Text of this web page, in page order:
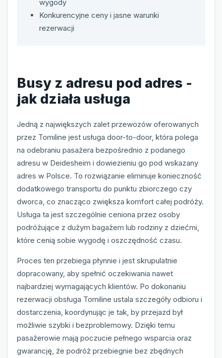
wygody
Konkurencyjne ceny i jasne warunki
rezerwacji
Busy z adresu pod adres -
jak działa usługa
Jedną z największych zalet przewozów oferowanych
przez Tomiline jest usługa door-to-door, która polega
na odebraniu pasażera bezpośrednio z podanego
adresu w Deidesheim i dowiezieniu go pod wskazany
adres w Polsce. To rozwiązanie eliminuje konieczność
dodatkowego transportu do punktu zbiorczego czy
dworca, co znacząco zwiększa komfort całej podróży.
Usługa ta jest szczególnie ceniona przez osoby
podróżujące z dużym bagażem lub rodziny z dziećmi,
które cenią sobie wygodę i oszczędność czasu.
Proces ten przebiega płynnie i jest skrupulatnie
dopracowany, aby spełnić oczekiwania nawet
najbardziej wymagających klientów. Po dokonaniu
rezerwacji obsługa Tomiline ustala szczegóły odbioru i
dostarczenia, koordynując je tak, by przejazd był
możliwie szybki i bezproblemowy. Dzięki temu
pasażerowie mają poczucie pełnego wsparcia oraz
gwarancję, że podróż przebiegnie bez zbędnych